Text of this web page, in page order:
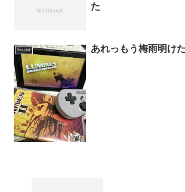
た
Eru.txt あれっもう梅雨明け